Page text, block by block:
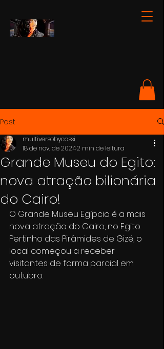
Post
Grande Museu do Egito:
nova atração bilionária
do Cairo!
multiversobycassi
18 de nov. de 20242 min de leitura
O Grande Museu Egípcio é a mais
nova atração do Cairo, no Egito.
Pertinho das Pirâmides de Gizé, o
local começou a receber
visitantes de forma parcial em
outubro.